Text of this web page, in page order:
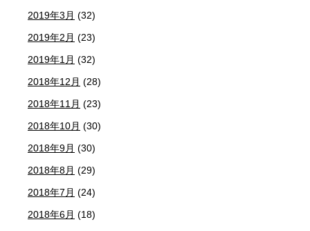
2019年3月 (32)
2019年2月 (23)
2019年1月 (32)
2018年12月 (28)
2018年11月 (23)
2018年10月 (30)
2018年9月 (30)
2018年8月 (29)
2018年7月 (24)
2018年6月 (18)